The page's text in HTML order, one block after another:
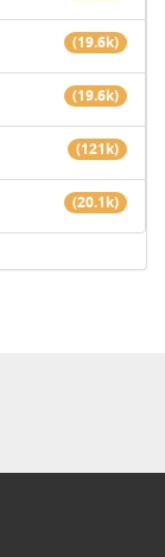
(19.6k)
(19.6k)
(121k)
(20.1k)